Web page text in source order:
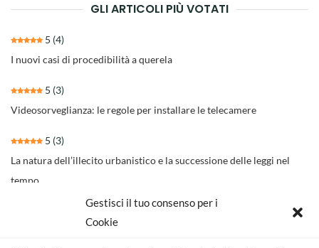
Gestisci il tuo consenso per i
Cookie
GLI ARTICOLI PIÙ VOTATI
5 (4)
I nuovi casi di procedibilità a querela
5 (3)
Videosorveglianza: le regole per installare le telecamere
5 (3)
La natura dell’illecito urbanistico e la successione delle leggi nel
tempo